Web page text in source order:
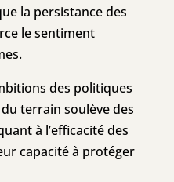
la persistance des
le sentiment
des politiques
terrain soulève des
à l’efficacité des
capacité à protéger